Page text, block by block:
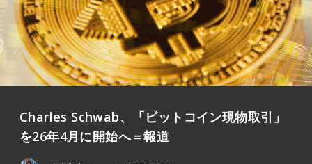
Charles Schwab、「ビットコイン現物取引」
を26年4月に開始へ＝報道